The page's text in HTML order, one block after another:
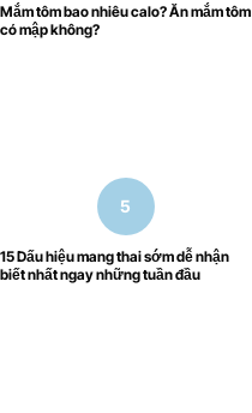
Mắm tôm bao nhiêu calo? Ăn mắm tôm
có mập không?
15 Dấu hiệu mang thai sớm dễ nhận
biết nhất ngay những tuần đầu